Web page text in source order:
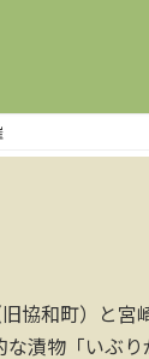
協和町）と宮
漬物「いぶ